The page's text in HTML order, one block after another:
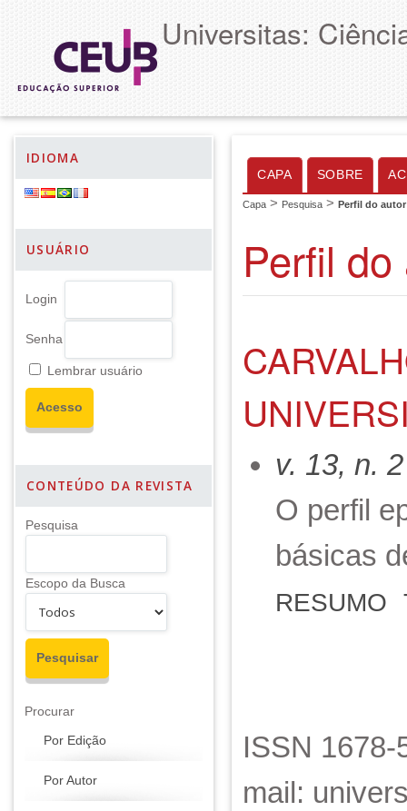
Universitas:
IDIOMA
USUÁRIO
Login
Senha
Lembrar usuário
CONTEÚDO DA REVISTA
Pesquisa
Escopo da Busca
Procurar
Por Edição
Por Autor
CAPA SOBRE
Capa > Pesquisa > Perfil do autor
Perfil
v. 13, n.
O perfil
básicas
RESUMO
ISSN
mail: